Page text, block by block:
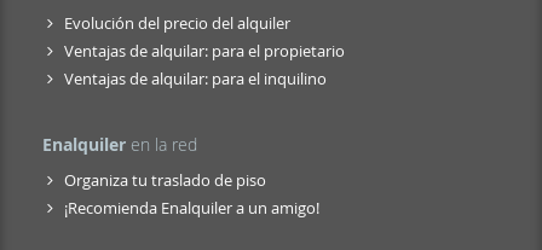
Evolución del precio del alquiler
Ventajas de alquilar: para el propietario
Ventajas de alquilar: para el inquilino
Enalquiler en la red
Organiza tu traslado de piso
¡Recomienda Enalquiler a un amigo!